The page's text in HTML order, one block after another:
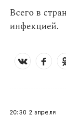
Всего в
инфекцией.
20:30 2 апреля